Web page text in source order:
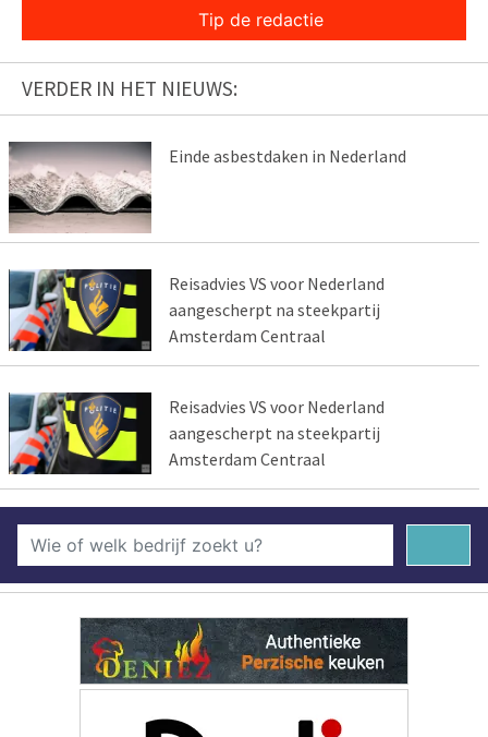
Tip de redactie
VERDER IN HET NIEUWS:
Einde asbestdaken in Nederland
Reisadvies VS voor Nederland
aangescherpt na steekpartij
Amsterdam Centraal
Reisadvies VS voor Nederland
aangescherpt na steekpartij
Amsterdam Centraal